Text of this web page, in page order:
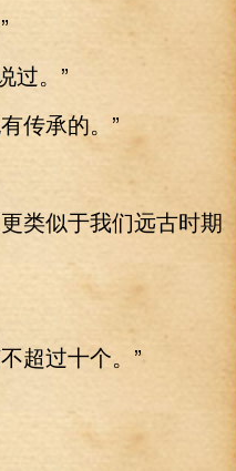
过。”
传承的。”
似于我们远古时期
超过十个。”